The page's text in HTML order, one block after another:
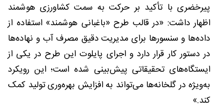
پیرخضری با تأکید بر حرکت به سمت کشاورزی هوشمند
اظهار داشت: «در قالب طرح «باغبانی هوشمند» استفاده از
داده‌ها و سنسورها برای مدیریت دقیق مصرف آب و نهاده‌ها
در دستور کار قرار دارد و اجرای پایلوت این طرح در یکی از
ایستگاه‌های تحقیقاتی پیش‌بینی شده است؛ این رویکرد
به‌ویژه در گلخانه‌ها می‌تواند به افزایش بهره‌وری تولید کمک
کند.»